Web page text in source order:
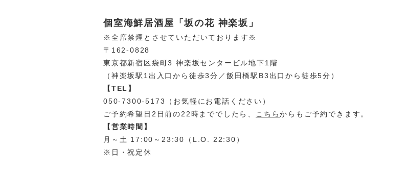
個室海鮮居酒屋「坂の花 神楽坂」
※全席禁煙とさせていただいております※
〒162-0828
東京都新宿区袋町3 神楽坂センタービル地下1階
（神楽坂駅1出入口から徒歩3分／飯田橋駅B3出口から徒歩5分）
【TEL】
050-7300-5173（お気軽にお電話ください）
ご予約希望日2日前の22時まででしたら、
こちらからもご予約できます。
【営業時間】
月～土 17:00～23:30（L.O. 22:30）
※日・祝定休